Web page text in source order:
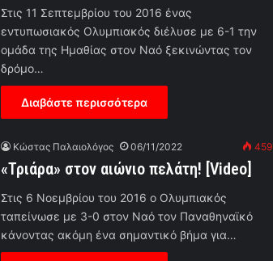
Στις 11 Σεπτεμβρίου του 2016 ένας
εντυπωσιακός Ολυμπιακός διέλυσε με 6-1 την
ομάδα της Ημαθίας στον Ναό ξεκινώντας τον
δρόμο…
Διαβάστε περισσότερα
Κώστας Παλαιολόγος 06/11/2022 459
«Τριάρα» στον αιώνιο πελάτη! [Video]
Στις 6 Νοεμβρίου του 2016 ο Ολυμπιακός
ταπείνωσε με 3-0 στον Ναό τον Παναθηναϊκό
κάνοντας ακόμη ένα σημαντικό βήμα για…